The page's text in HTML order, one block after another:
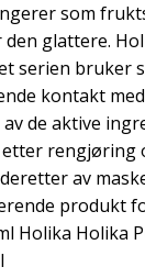
som
glattere.
serien
kontakt
de aktive
rengjøring
av
produkt
Holika Holika